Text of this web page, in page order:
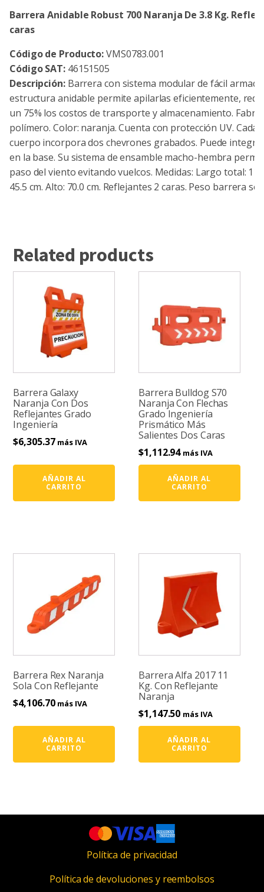
Barrera Anidable Robust 700 Naranja De 3.8 Kg.
caras
Código de Producto:VMS0783.001
Código SAT:46151505
Descripción:Barrera con sistema modular de fácil
estructura anidable permite apilarlas eficientemente,
un 75% los costos de transporte y almacenamiento.
polímero. Color: naranja. Cuenta con protección UV. Cada
cuerpo incorpora dos chevrones grabados. Puede
en la base. Su sistema de ensamble macho-hembra
paso del viento evitando vuelcos. Medidas: Largo total:
45.5 cm. Alto: 70.0 cm. Reflejantes 2 caras. Peso barrera
Related products
Barrera Galaxy
Naranja Con Dos
Reflejantes Grado
Ingeniería
$6,305.37 más IVA
AÑADIR AL
CARRITO
Barrera Bulldog S70
Naranja Con Flechas
Grado Ingeniería
Prismático Más
Salientes Dos Caras
$1,112.94 más IVA
AÑADIR AL
CARRITO
Barrera Rex Naranja
Sola Con Reflejante
$4,106.70 más IVA
AÑADIR AL
CARRITO
Barrera Alfa 2017 11
Kg. Con Reflejante
Naranja
$1,147.50 más IVA
AÑADIR AL
CARRITO
Política de privacidad
Política de devoluciones y reembolsos